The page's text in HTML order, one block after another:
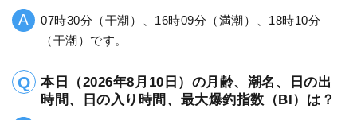
07時30分（干潮）、16時09分（満潮）、18時10分
（干潮）です。
本日（2026年8月10日）の月齢、潮名、日の出
時間、日の入り時間、最大爆釣指数（BI）は？